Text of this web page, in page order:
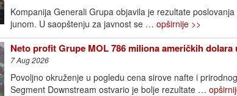
Kompanija Generali Grupa objavila je rezultate
junom. U saopštenju za javnost se … opširnije >>
Neto profit Grupe MOL 786 miliona američkih dolara
7 Aug 2026
Povoljno okruženje u pogledu cena sirove nafte i
Segment Downstream ostvario je bolje rezultate …